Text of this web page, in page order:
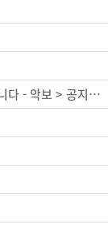
예수님 사랑 생각합니다 - 악보 > 공지사항